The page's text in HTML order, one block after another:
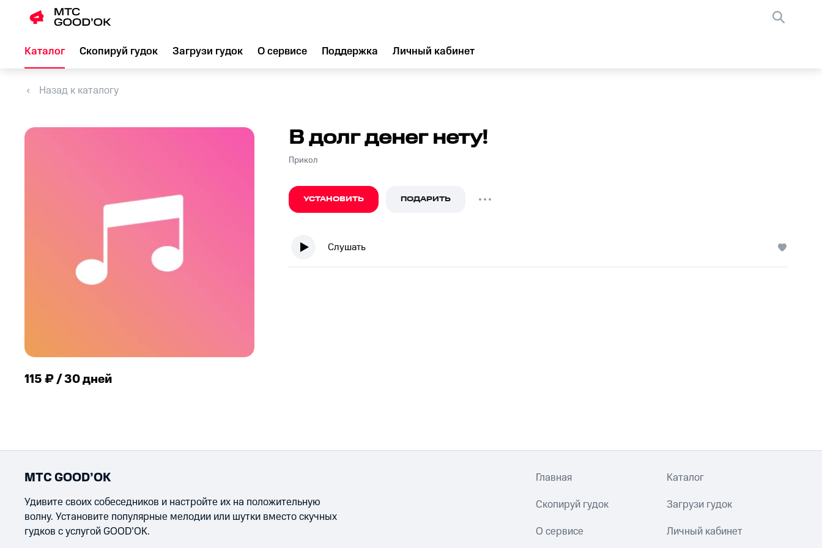
Каталог Скопируй гудок Загрузи гудок О сервисе Поддержка Личный кабинет
Назад к каталогу
115 ₽ / 30 дней
В долг денег нету!
Прикол
УСТАНОВИТЬ ПОДАРИТЬ
Слушать
МТС GOOD’OK
Удивите своих собеседников и настройте их на положительную
волну. Установите популярные мелодии или шутки вместо скучных
гудков с услугой GOOD’OK.
Главная Каталог
Скопируй гудок Загрузи гудок
О сервисе Личный кабинет